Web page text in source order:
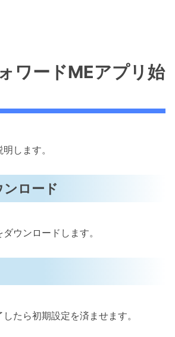
ワードMEアプリ始
します。
ロード
ウンロードします。
たら初期設定を済ませます。